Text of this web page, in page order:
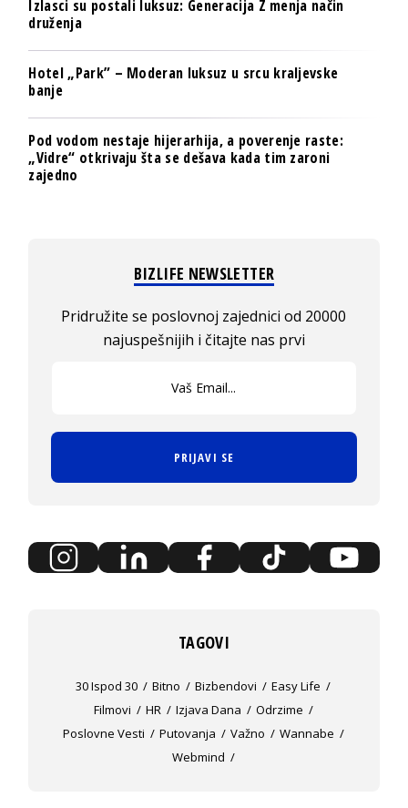
Izlasci su postali luksuz: Generacija Z menja način
druženja
Hotel „Park” – Moderan luksuz u srcu kraljevske
banje
Pod vodom nestaje hijerarhija, a poverenje raste:
„Vidre“ otkrivaju šta se dešava kada tim zaroni
zajedno
BIZLIFE NEWSLETTER
Pridružite se poslovnoj zajednici od 20000
najuspešnijih i čitajte nas prvi
PRIJAVI SE
TAGOVI
30 Ispod 30 Bitno Bizbendovi
Easy Life
Filmovi
HR Izjava Dana
Odrzime
Poslovne Vesti
Putovanja Važno
Wannabe
Webmind